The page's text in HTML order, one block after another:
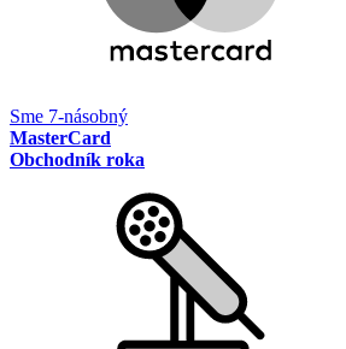
Sme 7-násobný
MasterCard
Obchodník roka